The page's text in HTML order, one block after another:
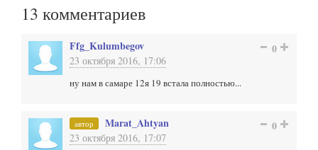
13 комментариев
Ffg_Kulumbegov
23 октября 2016, 17:06
0
ну нам в самаре 12я 19 встала полностью...
автор Marat_Ahtyan
23 октября 2016, 17:07
0